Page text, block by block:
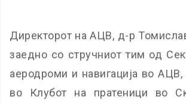
Директорот на АЦВ, д-р
заедно со стручниот тим од
аеродроми и навигација во АЦВ,
во Клубот на пратеници во